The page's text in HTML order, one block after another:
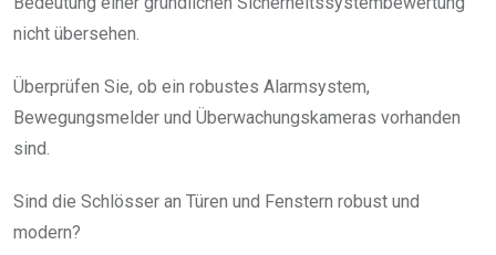
nicht übersehen.
Überprüfen Sie, ob ein robustes Alarmsystem,
Bewegungsmelder und Überwachungskameras vorhanden
sind.
Sind die Schlösser an Türen und Fenstern robust und
modern?